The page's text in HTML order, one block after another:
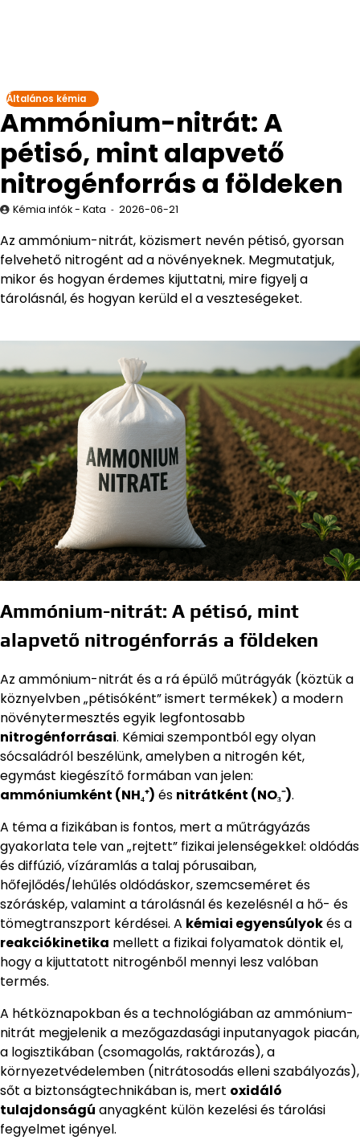
Általános kémia
Ammónium-nitrát: A
pétisó, mint alapvető
nitrogénforrás a földeken
Kémia infók - Kata 2026-06-21
Az ammónium-nitrát, közismert nevén pétisó, gyorsan
felvehető nitrogént ad a növényeknek. Megmutatjuk,
mikor és hogyan érdemes kijuttatni, mire figyelj a
tárolásnál, és hogyan kerüld el a veszteségeket.
Ammónium-nitrát: A pétisó, mint
alapvető nitrogénforrás a földeken
Az ammónium-nitrát és a rá épülő műtrágyák (köztük a
köznyelvben „pétisóként” ismert termékek) a modern
növénytermesztés egyik legfontosabb
nitrogénforrásai. Kémiai szempontból egy olyan
sócsaládról beszélünk, amelyben a nitrogén két,
egymást kiegészítő formában van jelen:
ammóniumként (NH₄⁺) és nitrátként (NO₃⁻).
A téma a fizikában is fontos, mert a műtrágyázás
gyakorlata tele van „rejtett” fizikai jelenségekkel: oldódás
és diffúzió, vízáramlás a talaj pórusaiban,
hőfejlődés/lehűlés oldódáskor, szemcseméret és
szóráskép, valamint a tárolásnál és kezelésnél a hő- és
tömegtranszport kérdései. A kémiai egyensúlyokés a
reakciókinetika mellett a fizikai folyamatok döntik el,
hogy a kijuttatott nitrogénből mennyi lesz valóban
termés.
A hétköznapokban és a technológiában az ammónium-
nitrát megjelenik a mezőgazdasági inputanyagok piacán,
a logisztikában (csomagolás, raktározás), a
környezetvédelemben (nitrátosodás elleni szabályozás),
sőt a biztonságtechnikában is, mert oxidáló
tulajdonságú anyagként külön kezelési és tárolási
fegyelmet igényel.